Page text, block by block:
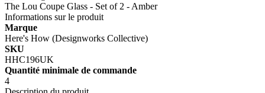
The Lou Coupe Glass - Set of 2 - Amber
Informations sur le produit
Marque
Here's How (Designworks Collective)
SKU
HHC196UK
Quantité minimale de commande
4